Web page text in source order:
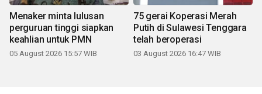
Menaker minta lulusan
perguruan tinggi siapkan
keahlian untuk PMN
05 August 2026 15:57 WIB
75 gerai Koperasi Merah
Putih di Sulawesi Tenggara
telah beroperasi
03 August 2026 16:47 WIB